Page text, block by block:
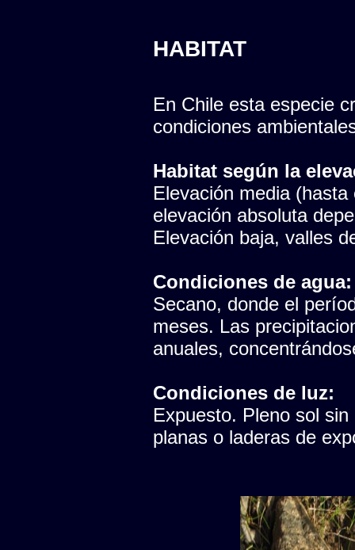
HABITAT
En Chile esta especie
condiciones
Habitat según la
Elevación media
elevación absoluta
Elevación baja, valles
Condiciones de agua:
Secano, donde el
meses. Las
anuales,
Condiciones de luz:
Expuesto. Pleno sol
planas o laderas de